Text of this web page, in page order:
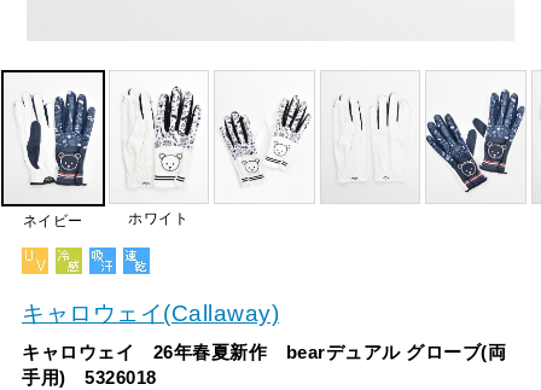
ネイビー ホワイト
キャロウェイ(Callaway)
キャロウェイ 26年春夏新作 bearデュアル グローブ(両
手用) 5326018